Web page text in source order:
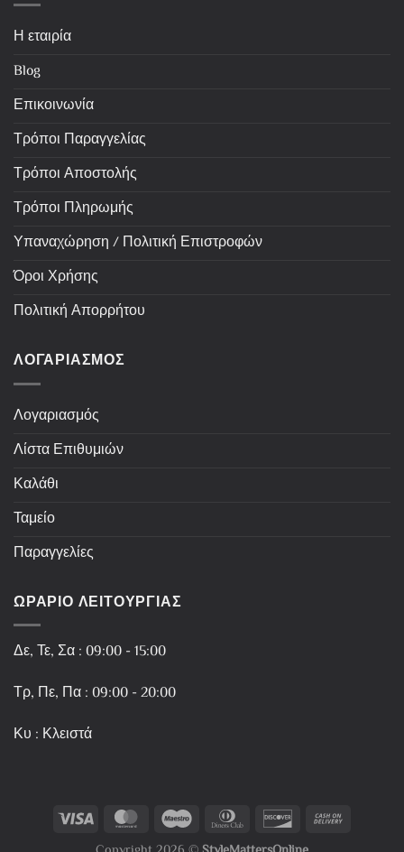
Η εταιρία
Blog
Επικοινωνία
Τρόποι Παραγγελίας
Τρόποι Αποστολής
Τρόποι Πληρωμής
Υπαναχώρηση / Πολιτική Επιστροφών
Όροι Χρήσης
Πολιτική Απορρήτου
ΛΟΓΑΡΙΑΣΜΟΣ
Λογαριασμός
Λίστα Επιθυμιών
Καλάθι
Ταμείο
Παραγγελίες
ΩΡΑΡΙΟ ΛΕΙΤΟΥΡΓΙΑΣ
Δε, Τε, Σα : 09:00 - 15:00
Τρ, Πε, Πα : 09:00 - 20:00
Κυ : Κλειστά